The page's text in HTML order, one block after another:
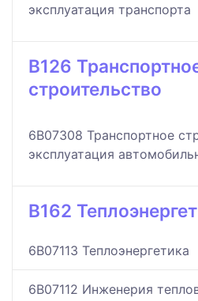
эксплуатация транспорта
B126
строительство
6B07308 Транспортное
эксплуатация
B162
6B07113 Теплоэнергетика
6B07112 Инженерия